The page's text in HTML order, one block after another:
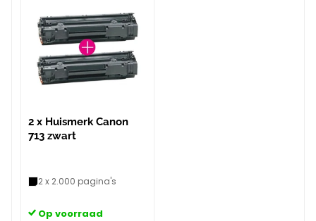
2 x Huismerk Canon
713 zwart
2 x 2.000 pagina's
Op voorraad